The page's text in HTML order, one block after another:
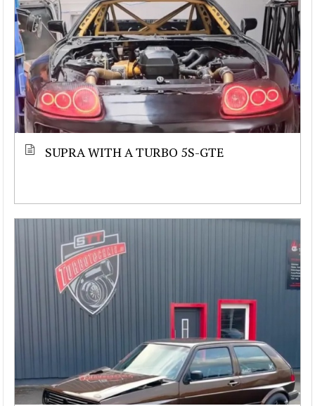
SUPRA WITH A TURBO 5S-GTE